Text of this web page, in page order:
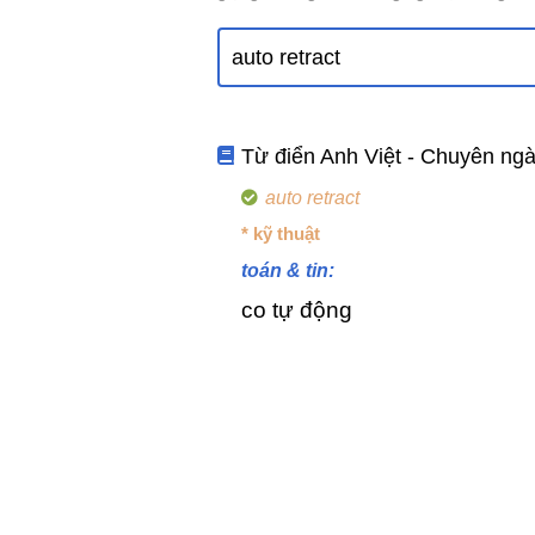
Từ điển Anh Việt - Chuyên
auto retract
* kỹ thuật
toán & tin:
co tự động